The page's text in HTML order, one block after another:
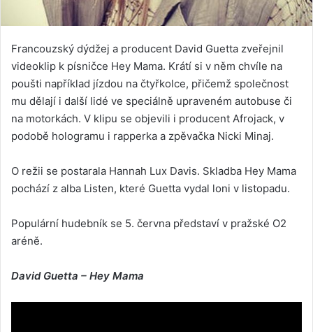
Francouzský dýdžej a producent David Guetta zveřejnil
videoklip k písničce Hey Mama. Krátí si v něm chvíle na
poušti například jízdou na čtyřkolce, přičemž společnost
mu dělají i další lidé ve speciálně upraveném autobuse či
na motorkách. V klipu se objevili i producent Afrojack, v
podobě hologramu i rapperka a zpěvačka Nicki Minaj.
O režii se postarala Hannah Lux Davis. Skladba Hey Mama
pochází z alba Listen, které Guetta vydal loni v listopadu.
Populární hudebník se 5. června představí v pražské O2
aréně.
David Guetta – Hey Mama